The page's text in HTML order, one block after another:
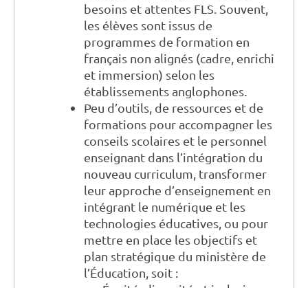
besoins et attentes FLS. Souvent,
les élèves sont issus de
programmes de formation en
français non alignés (cadre, enrichi
et immersion) selon les
établissements anglophones.
Peu d’outils, de ressources et de
formations pour accompagner les
conseils scolaires et le personnel
enseignant dans l’intégration du
nouveau curriculum, transformer
leur approche d’enseignement en
intégrant le numérique et les
technologies éducatives, ou pour
mettre en place les objectifs et
plan stratégique du ministère de
l’Éducation, soit :